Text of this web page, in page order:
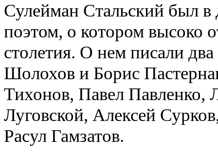
Сулейман Стальский был в
поэтом, о котором
столетия. О нем писали
Шолохов и Борис
Тихонов, Павел
Луговской, Алексей
Расул Гамзатов.